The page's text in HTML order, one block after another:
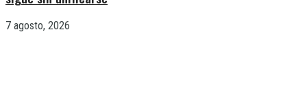
7 agosto, 2026